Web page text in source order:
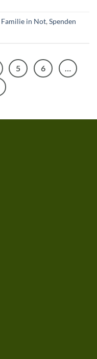
Familie in Not,Spenden
5 6